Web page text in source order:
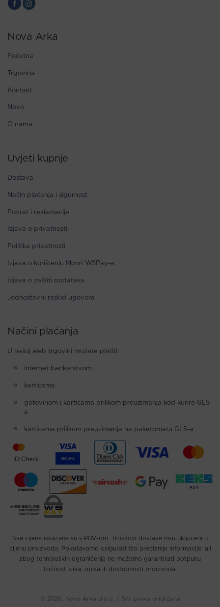
Nova Arka
Početna
Trgovina
Kontakt
Novo
O nama
Uvjeti kupnje
Dostava
Način plaćanja i sigurnost
Povrat i reklamacije
Izjava o privatnosti
Politika privatnosti
Izjava o korištenju Monri WSPay-a
Izjava o zaštiti podataka
Jednostavni raskid ugovora
Načini plaćanja
U našoj web trgovini možete platiti:
internet bankarstvom
karticama
gotovinom i karticama prilikom preuzimanja kod kurira GLS-
a
karticama prilikom preuzimanja na paketomatu GLS-a
Sve cijene iskazane su s PDV-om. Troškovi dostave nisu uključeni u
cijenu proizvoda. Pokušavamo osigurati što preciznije informacije, ali
zbog tehnoloških ograničenja ne možemo garantirati potpunu
točnost slika, opisa ili dostupnosti proizvoda.
© 2026. Nova Arka d.o.o. / Sva prava pridržana